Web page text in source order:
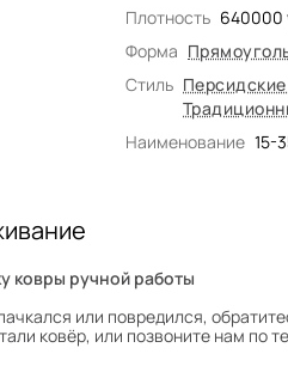
Плотность 640000
Форма
Стиль
Наименование 15-
ковры ручной работы
или повредился,
ковёр, или позвоните нам по